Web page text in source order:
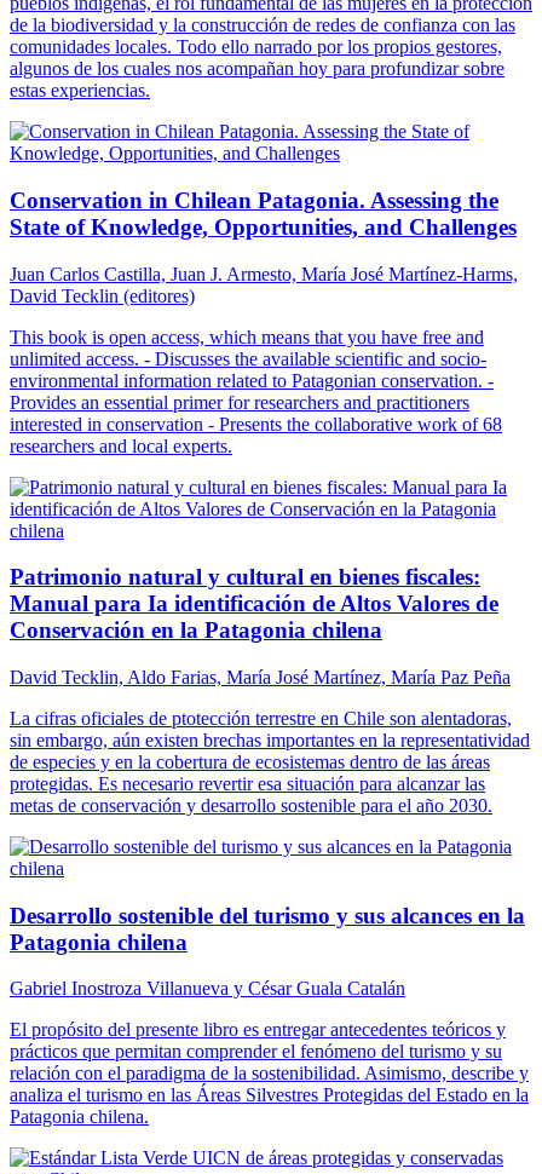
de la biodiversidad y la construcción de redes de confianza con las
comunidades locales. Todo ello narrado por los propios gestores,
algunos de los cuales nos acompañan hoy para profundizar sobre
estas experiencias.
Conservation in Chilean Patagonia. Assessing the
State of Knowledge, Opportunities, and Challenges
Juan Carlos Castilla, Juan J. Armesto, María José Martínez-Harms,
David Tecklin (editores)
This book is open access, which means that you have free and
unlimited access. - Discusses the available scientific and socio-
environmental information related to Patagonian conservation. -
Provides an essential primer for researchers and practitioners
interested in conservation - Presents the collaborative work of 68
researchers and local experts.
Patrimonio natural y cultural en bienes fiscales:
Manual para Ia identificación de Altos Valores de
Conservación en la Patagonia chilena
David Tecklin, Aldo Farias, María José Martínez, María Paz Peña
La cifras oficiales de ptotección terrestre en Chile son alentadoras,
sin embargo, aún existen brechas importantes en la representatividad
de especies y en la cobertura de ecosistemas dentro de las áreas
protegidas. Es necesario revertir esa situación para alcanzar las
metas de conservación y desarrollo sostenible para el año 2030.
Desarrollo sostenible del turismo y sus alcances en la
Patagonia chilena
Gabriel Inostroza Villanueva y César Guala Catalán
El propósito del presente libro es entregar antecedentes teóricos y
prácticos que permitan comprender el fenómeno del turismo y su
relación con el paradigma de la sostenibilidad. Asimismo, describe y
analiza el turismo en las Áreas Silvestres Protegidas del Estado en la
Patagonia chilena.